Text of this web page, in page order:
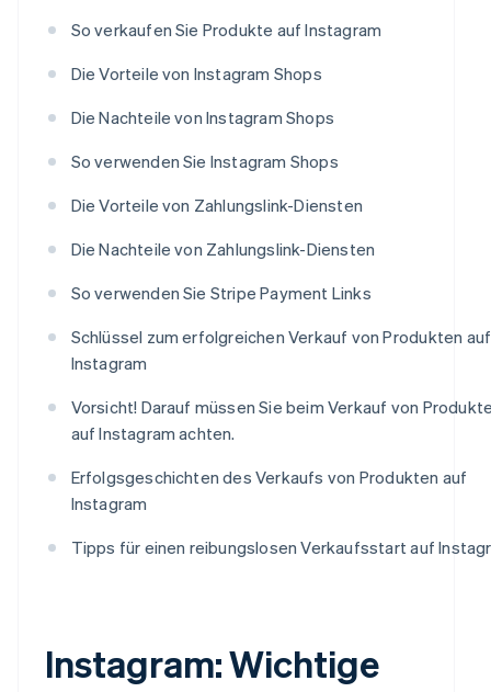
So verkaufen Sie Produkte auf Instagram
Die Vorteile von Instagram Shops
Die Nachteile von Instagram Shops
So verwenden Sie Instagram Shops
Die Vorteile von Zahlungslink-Diensten
Die Nachteile von Zahlungslink-Diensten
So verwenden Sie Stripe Payment Links
Schlüssel zum erfolgreichen Verkauf von Produkten auf
Instagram
Vorsicht! Darauf müssen Sie beim Verkauf von
auf Instagram achten.
Erfolgsgeschichten des Verkaufs von Produkten auf
Instagram
Tipps für einen reibungslosen Verkaufsstart auf
Instagram: Wichtige